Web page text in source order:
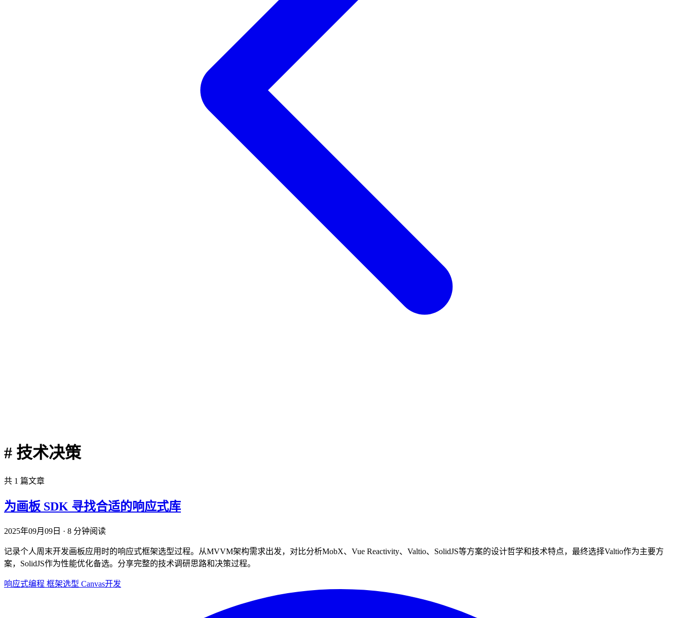
# 技术决策
共 1 篇文章
为画板 SDK 寻找合适的响应式库
2025年09月09日 · 8 分钟阅读
记录个人周末开发画板应用时的响应式框架选型过程。从MVVM架构需求出发，对比分析MobX、Vue Reactivity、Valtio、SolidJS等方案的设计哲学和技术特点，最终选择Valtio作为主要方
案，SolidJS作为性能优化备选。分享完整的技术调研思路和决策过程。
响应式编程 框架选型 Canvas开发